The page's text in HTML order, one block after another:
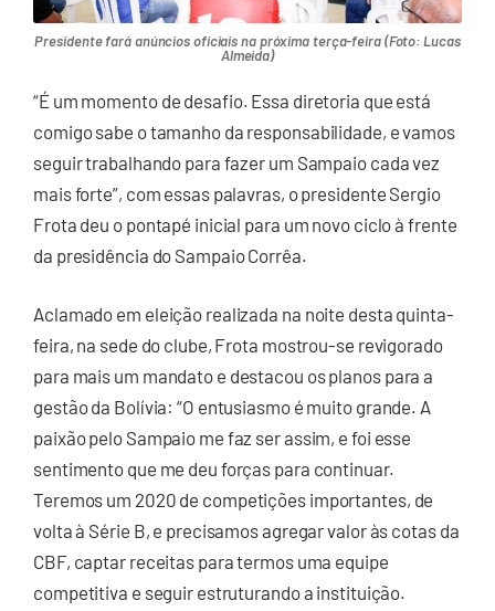
Presidente fará anúncios oficiais na próxima terça-feira (Foto: Lucas
Almeida)
“É um momento de desafio. Essa diretoria que está
comigo sabe o tamanho da responsabilidade, e vamos
seguir trabalhando para fazer um Sampaio cada vez
mais forte”, com essas palavras, o presidente Sergio
Frota deu o pontapé inicial para um novo ciclo à frente
da presidência do Sampaio Corrêa.
Aclamado em eleição realizada na noite desta quinta-
feira, na sede do clube, Frota mostrou-se revigorado
para mais um mandato e destacou os planos para a
gestão da Bolívia: “O entusiasmo é muito grande. A
paixão pelo Sampaio me faz ser assim, e foi esse
sentimento que me deu forças para continuar.
Teremos um 2020 de competições importantes, de
volta à Série B, e precisamos agregar valor às cotas da
CBF, captar receitas para termos uma equipe
competitiva e seguir estruturando a instituição.